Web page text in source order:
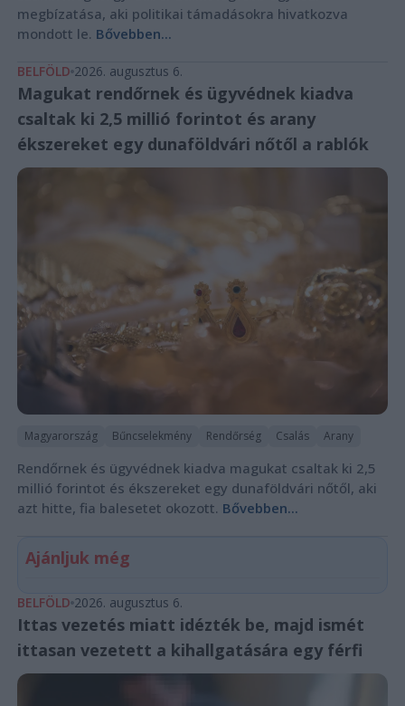
megbízatása, aki politikai támadásokra hivatkozva
mondott le. Bővebben...
BELFÖLD 2026. augusztus 6.
Magukat rendőrnek és ügyvédnek kiadva
csaltak ki 2,5 millió forintot és arany
ékszereket egy dunaföldvári nőtől a rablók
Magyarország Bűncselekmény Rendőrség Csalás Arany
Rendőrnek és ügyvédnek kiadva magukat csaltak ki 2,5
millió forintot és ékszereket egy dunaföldvári nőtől, aki
azt hitte, fia balesetet okozott. Bővebben...
Ajánljuk még
BELFÖLD 2026. augusztus 6.
Ittas vezetés miatt idézték be, majd ismét
ittasan vezetett a kihallgatására egy férfi